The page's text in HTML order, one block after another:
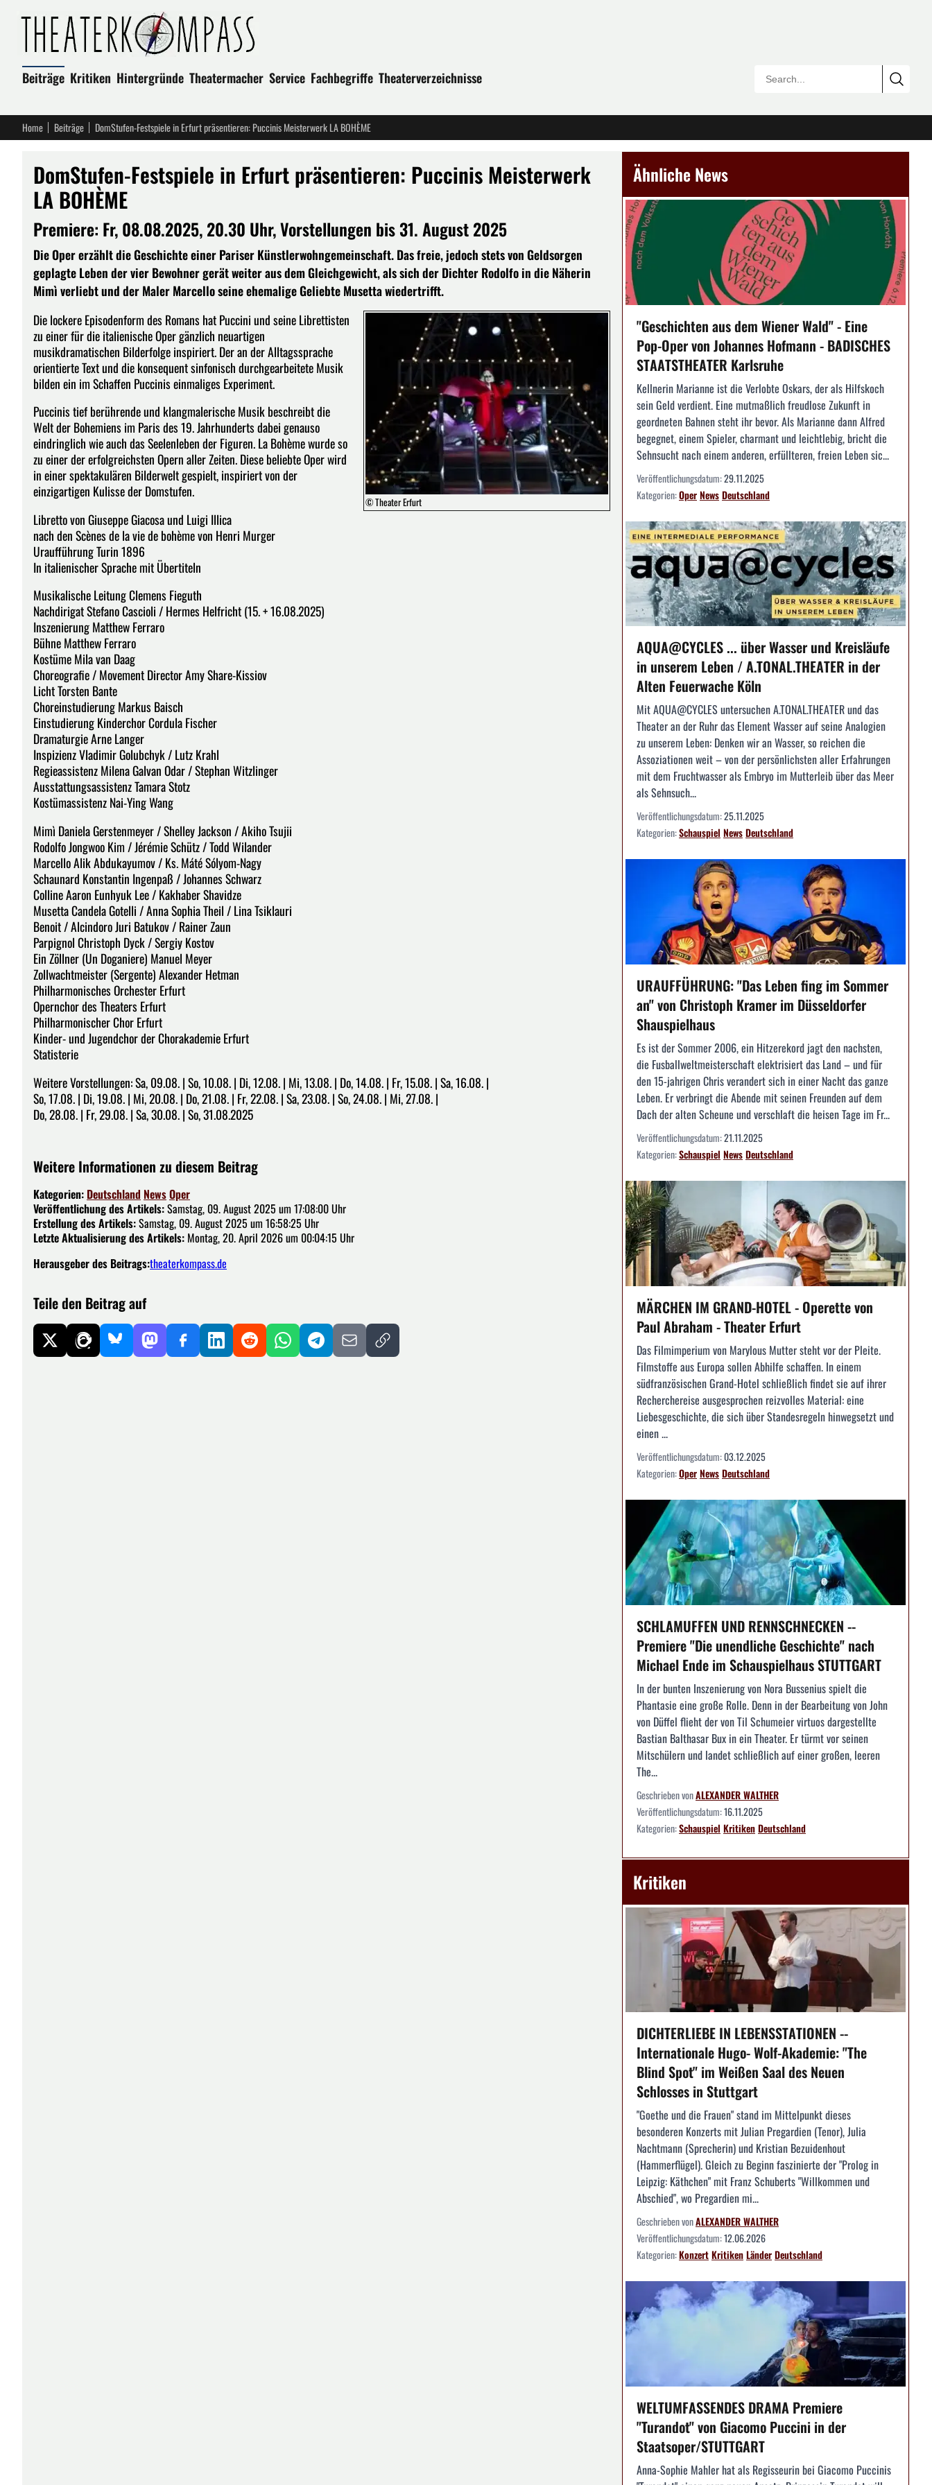
Beiträge Kritiken Hintergründe Theatermacher Service Fachbegriffe Theaterverzeichnisse
Home Beiträge DomStufen-Festspiele in Erfurt präsentieren: Puccinis Meisterwerk LA BOHÈME
DomStufen-Festspiele in Erfurt präsentieren: Puccinis Meisterwerk
LA BOHÈME
Premiere: Fr, 08.08.2025, 20.30 Uhr, Vorstellungen bis 31. August 2025
Die Oper erzählt die Geschichte einer Pariser Künstlerwohngemeinschaft. Das freie, jedoch stets von Geldsorgen
geplagte Leben der vier Bewohner gerät weiter aus dem Gleichgewicht, als sich der Dichter Rodolfo in die Näherin
Mimì verliebt und der Maler Marcello seine ehemalige Geliebte Musetta wiedertrifft.
© Theater Erfurt
Die lockere Episodenform des Romans hat Puccini und seine Librettisten
zu einer für die italienische Oper gänzlich neuartigen
musikdramatischen Bilderfolge inspiriert. Der an der Alltagssprache
orientierte Text und die konsequent sinfonisch durchgearbeitete Musik
bilden ein im Schaffen Puccinis einmaliges Experiment.
Puccinis tief berührende und klangmalerische Musik beschreibt die
Welt der Bohemiens im Paris des 19. Jahrhunderts dabei genauso
eindringlich wie auch das Seelenleben der Figuren. La Bohème wurde so
zu einer der erfolgreichsten Opern aller Zeiten. Diese beliebte Oper wird
in einer spektakulären Bilderwelt gespielt, inspiriert von der
einzigartigen Kulisse der Domstufen.
Libretto von Giuseppe Giacosa und Luigi Illica
nach den Scènes de la vie de bohème von Henri Murger
Uraufführung Turin 1896
In italienischer Sprache mit Übertiteln
Musikalische Leitung Clemens Fieguth
Nachdirigat Stefano Cascioli / Hermes Helfricht (15. + 16.08.2025)
Inszenierung Matthew Ferraro
Bühne Matthew Ferraro
Kostüme Mila van Daag
Choreografie / Movement Director Amy Share-Kissiov
Licht Torsten Bante
Choreinstudierung Markus Baisch
Einstudierung Kinderchor Cordula Fischer
Dramaturgie Arne Langer
Inspizienz Vladimir Golubchyk / Lutz Krahl
Regieassistenz Milena Galvan Odar / Stephan Witzlinger
Ausstattungsassistenz Tamara Stotz
Kostümassistenz Nai-Ying Wang
Mimì Daniela Gerstenmeyer / Shelley Jackson / Akiho Tsujii
Rodolfo Jongwoo Kim / Jérémie Schütz / Todd Wilander
Marcello Alik Abdukayumov / Ks. Máté Sólyom-Nagy
Schaunard Konstantin Ingenpaß / Johannes Schwarz
Colline Aaron Eunhyuk Lee / Kakhaber Shavidze
Musetta Candela Gotelli / Anna Sophia Theil / Lina Tsiklauri
Benoit / Alcindoro Juri Batukov / Rainer Zaun
Parpignol Christoph Dyck / Sergiy Kostov
Ein Zöllner (Un Doganiere) Manuel Meyer
Zollwachtmeister (Sergente) Alexander Hetman
Philharmonisches Orchester Erfurt
Opernchor des Theaters Erfurt
Philharmonischer Chor Erfurt
Kinder- und Jugendchor der Chorakademie Erfurt
Statisterie
Weitere Vorstellungen: Sa, 09.08. | So, 10.08. | Di, 12.08. | Mi, 13.08. | Do, 14.08. | Fr, 15.08. | Sa, 16.08. |
So, 17.08. | Di, 19.08. | Mi, 20.08. | Do, 21.08. | Fr, 22.08. | Sa, 23.08. | So, 24.08. | Mi, 27.08. |
Do, 28.08. | Fr, 29.08. | Sa, 30.08. | So, 31.08.2025
Weitere Informationen zu diesem Beitrag
Kategorien: Deutschland NewsOper
Veröffentlichung des Artikels:Samstag, 09. August 2025 um 17:08:00 Uhr
Erstellung des Artikels:Samstag, 09. August 2025 um 16:58:25 Uhr
Letzte Aktualisierung des Artikels: Montag, 20. April 2026 um 00:04:15 Uhr
Herausgeber des Beitrags:theaterkompass.de
Teile den Beitrag auf
Ähnliche News
"Geschichten aus dem Wiener Wald" - Eine
Pop-Oper von Johannes Hofmann - BADISCHES
STAATSTHEATER Karlsruhe
Kellnerin Marianne ist die Verlobte Oskars, der als Hilfskoch
sein Geld verdient. Eine mutmaßlich freudlose Zukunft in
geordneten Bahnen steht ihr bevor. Als Marianne dann Alfred
begegnet, einem Spieler, charmant und leichtlebig, bricht die
Sehnsucht nach einem anderen, erfüllteren, freien Leben sic...
Veröffentlichungsdatum:29.11.2025
Kategorien:OperNewsDeutschland
AQUA@CYCLES ... über Wasser und Kreisläufe
in unserem Leben / A.TONAL.THEATER in der
Alten Feuerwache Köln
Mit AQUA@CYCLES untersuchen A.TONAL.THEATER und das
Theater an der Ruhr das Element Wasser auf seine Analogien
zu unserem Leben: Denken wir an Wasser, so reichen die
Assoziationen weit – von der persönlichsten aller Erfahrungen
mit dem Fruchtwasser als Embryo im Mutterleib über das Meer
als Sehnsuch...
Veröffentlichungsdatum:25.11.2025
Kategorien:Schauspiel NewsDeutschland
URAUFFÜHRUNG: "Das Leben fing im Sommer
an" von Christoph Kramer im Düsseldorfer
Shauspielhaus
Es ist der Sommer 2006, ein Hitzerekord jagt den nachsten,
die Fusballweltmeisterschaft elektrisiert das Land – und für
den 15-jahrigen Chris verandert sich in einer Nacht das ganze
Leben. Er verbringt die Abende mit seinen Freunden auf dem
Dach der alten Scheune und verschlaft die heisen Tage im Fr...
Veröffentlichungsdatum:21.11.2025
Kategorien:Schauspiel NewsDeutschland
MÄRCHEN IM GRAND-HOTEL - Operette von
Paul Abraham - Theater Erfurt
Das Filmimperium von Marylous Mutter steht vor der Pleite.
Filmstoffe aus Europa sollen Abhilfe schaffen. In einem
südfranzösischen Grand-Hotel schließlich findet sie auf ihrer
Recherchereise ausgesprochen reizvolles Material: eine
Liebesgeschichte, die sich über Standesregeln hinwegsetzt und
einen ...
Veröffentlichungsdatum:03.12.2025
Kategorien:OperNewsDeutschland
SCHLAMUFFEN UND RENNSCHNECKEN --
Premiere "Die unendliche Geschichte" nach
Michael Ende im Schauspielhaus STUTTGART
In der bunten Inszenierung von Nora Bussenius spielt die
Phantasie eine große Rolle. Denn in der Bearbeitung von John
von Düffel flieht der von Til Schumeier virtuos dargestellte
Bastian Balthasar Bux in ein Theater. Er türmt vor seinen
Mitschülern und landet schließlich auf einer großen, leeren
The...
Geschrieben vonALEXANDER WALTHER
Veröffentlichungsdatum:16.11.2025
Kategorien:Schauspiel KritikenDeutschland
Kritiken
DICHTERLIEBE IN LEBENSSTATIONEN --
Internationale Hugo- Wolf-Akademie: "The
Blind Spot" im Weißen Saal des Neuen
Schlosses in Stuttgart
"Goethe und die Frauen" stand im Mittelpunkt dieses
besonderen Konzerts mit Julian Pregardien (Tenor), Julia
Nachtmann (Sprecherin) und Kristian Bezuidenhout
(Hammerflügel). Gleich zu Beginn faszinierte der "Prolog in
Leipzig: Käthchen" mit Franz Schuberts "Willkommen und
Abschied", wo Pregardien mi...
Geschrieben vonALEXANDER WALTHER
Veröffentlichungsdatum:12.06.2026
Kategorien:KonzertKritikenLänderDeutschland
WELTUMFASSENDES DRAMA Premiere
"Turandot" von Giacomo Puccini in der
Staatsoper/STUTTGART
Anna-Sophie Mahler hat als Regisseurin bei Giacomo Puccinis